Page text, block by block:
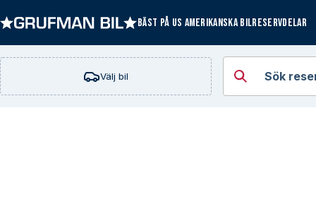
BÄST PÅ US AMERIKANSKA BILRESERVDELAR
Välj bil
Sök